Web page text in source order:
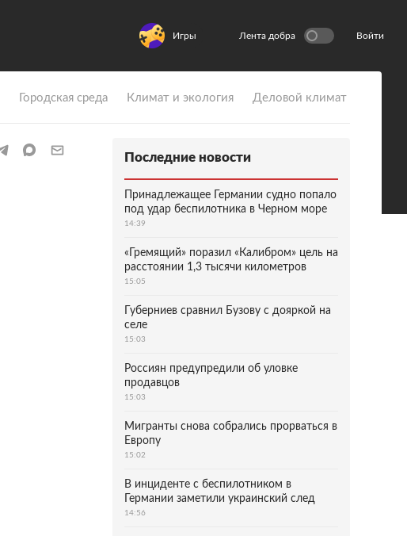
Игры Лента добра Войти
Городская среда Климат и экология Деловой климат
Последние новости
Принадлежащее Германии судно попало
под удар беспилотника в Черном море
14:39
«Гремящий» поразил «Калибром» цель на
расстоянии 1,3 тысячи километров
15:05
Губерниев сравнил Бузову с дояркой на
селе
15:03
Россиян предупредили об уловке
продавцов
15:03
Мигранты снова собрались прорваться в
Европу
15:02
В инциденте с беспилотником в
Германии заметили украинский след
14:56